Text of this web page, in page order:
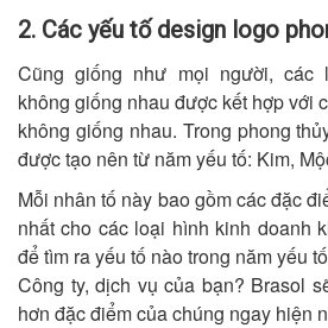
2. Các yếu tố design logo
Cũng giống như mọi người, các
không giống nhau được kết hợp với
không giống nhau. Trong phong
được tạo nên từ năm yếu tố: Kim,
Mỗi nhân tố này bao gồm các đặc
nhất cho các loại hình kinh doanh
để tìm ra yếu tố nào trong năm yếu
Công ty, dịch vụ của bạn? Brasol
hơn đặc điểm của chúng ngay hiện